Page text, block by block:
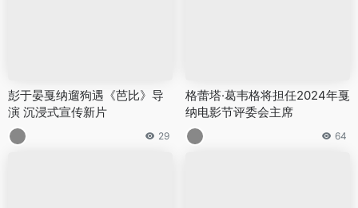
彭于晏戛纳遛狗遇《芭比》导
演 沉浸式宣传新片
29
格蕾塔·葛韦格将担任2024年戛
纳电影节评委会主席
64